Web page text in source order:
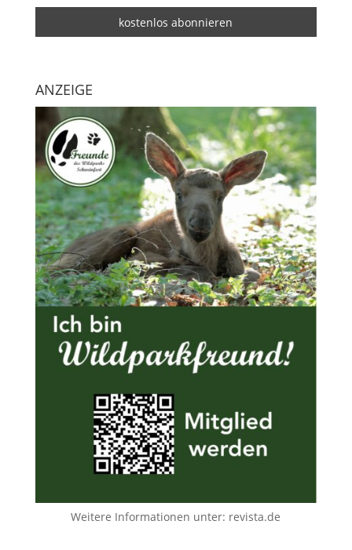
ANZEIGE
Weitere Informationen unter: revista.de